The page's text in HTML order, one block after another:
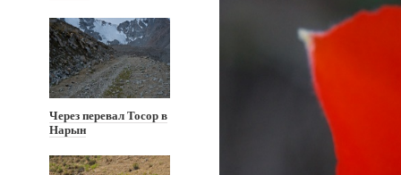
Через перевал Тосор в
Нарын